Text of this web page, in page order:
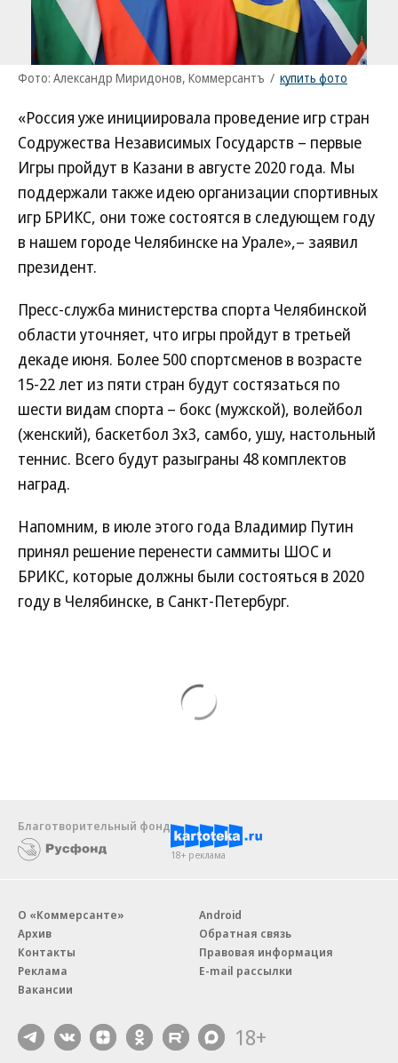
Фото: Александр Миридонов, Коммерсантъ / купить фото
«Россия уже инициировала проведение игр стран
Содружества Независимых Государств – первые
Игры пройдут в Казани в августе 2020 года. Мы
поддержали также идею организации спортивных
игр БРИКС, они тоже состоятся в следующем году
в нашем городе Челябинске на Урале»,– заявил
президент.
Пресс-служба министерства спорта Челябинской
области уточняет, что игры пройдут в третьей
декаде июня. Более 500 спортсменов в возрасте
15-22 лет из пяти стран будут состязаться по
шести видам спорта – бокс (мужской), волейбол
(женский), баскетбол 3х3, самбо, ушу, настольный
теннис. Всего будут разыграны 48 комплектов
наград.
Напомним, в июле этого года Владимир Путин
принял решение перенести саммиты ШОС и
БРИКС, которые должны были состояться в 2020
году в Челябинске, в Санкт-Петербург.
Благотворительный фонд
18+ реклама
О «Коммерсанте»
Архив
Контакты
Реклама
Вакансии
Android
Обратная связь
Правовая информация
E-mail рассылки
18+